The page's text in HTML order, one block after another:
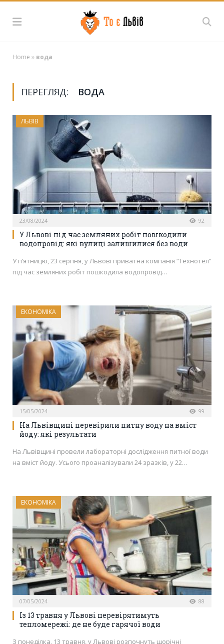
Home » вода
ПЕРЕГЛЯД: ВОДА
ЛЬВІВ
23/08/2024 92
У Львові під час земляних робіт пошкодили
водопровід: які вулиці залишилися без води
У п’ятницю, 23 серпня, у Львові приватна компанія “Технотел”
під час земляних робіт пошкодила водопровід…
ЕКОНОМІКА
15/05/2024 99
На Львівщині перевірили питну воду на вміст
йоду: які результати
На Львівщині провели лабораторні дослідження питної води
на вміст йоду. Усього проаналізували 24 зразків, у 22…
ЕКОНОМІКА
07/05/2024 88
Із 13 травня у Львові перевірятимуть
тепломережі: де не буде гарячої води
З понеділка, 13 травня, у Львові розпочнуть щорічні